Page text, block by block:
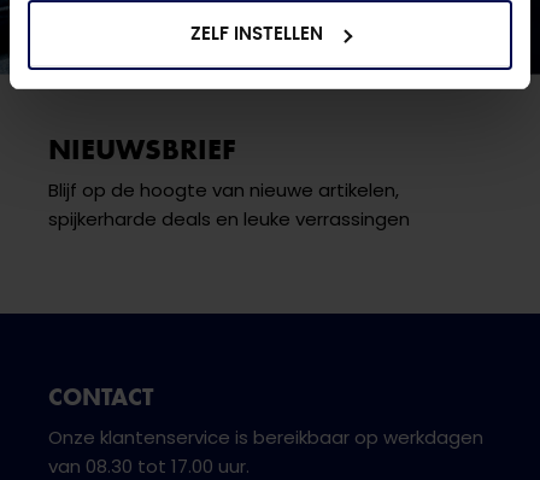
ZELF INSTELLEN
NIEUWSBRIEF
Blijf op de hoogte van nieuwe artikelen,
spijkerharde deals en leuke verrassingen
CONTACT
Onze klantenservice is bereikbaar op werkdagen
van 08.30 tot 17.00 uur.